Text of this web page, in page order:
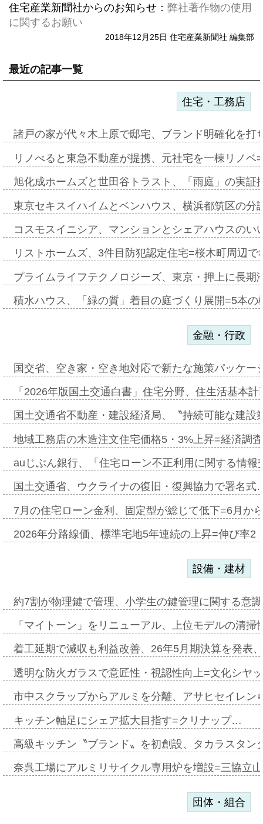
住宅産業新聞社からのお知らせ： 弊社著作物の使用
に関するお願い
2018年12月25日 住宅産業新聞社 編集部
最近の記事一覧
住宅・工務店
諸戸の家が代々木上原で邸宅、ブランド明確化を
リノべると東急不動産が提携、元社宅を一棟リノ
旭化成ホームズと世田谷トラスト、「雨庭」の実
東京セキスイハイムとベンハウス、横浜都筑区の
コスモスイニシア、マンションとシェアハウスの
リストホームズ、3件目防犯認定住宅=桜木町周辺
プライムライフテクノロジーズ、東京・押上に長
積水ハウス、「緑の質」着目の庭づくり展開=5本
金融・行政
国交省、空き家・空き地対応で新たな施策パッケ
「2026年版国土交通白書」住宅分野、住生活基本
国土交通省不動産・建設経済局、〝持続可能な建
地域工務店の木造注文住宅価格5・3%上昇=経済調
auじぶん銀行、「住宅ローン不正利用に関する情
国土交通省、ウクライナの復旧・復興協力で署名
7月の住宅ローン金利、固定型が総じて低下=6月か
2026年分路線価、標準宅地5年連続の上昇=伸び率
設備・建材
約7割が物理鍵で管理、小学生の鍵管理に関する意
「マイトーン」をリニューアル、上位モデルの清
着工延期で減収も利益改善、26年5月期決算を発表
透明な防火ガラスで意匠性・視認性向上=文化シヤ
市中スクラップからアルミを分離、アサヒセイレ
キッチン軸足にシェア拡大目指す=クリナップ…
高級キッチン〝ブランド〟を初創設、タカラスタ
奈呉工場にアルミリサイクル専用炉を増設=三協立
団体・組合